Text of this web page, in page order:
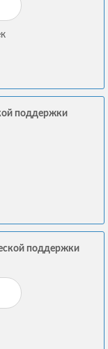
поддержки
поддержки